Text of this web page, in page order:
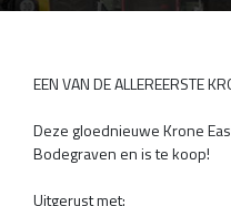
EEN VAN DE ALLEREERSTE
Deze gloednieuwe Krone
Bodegraven en is te koop!
Uitgerust met: